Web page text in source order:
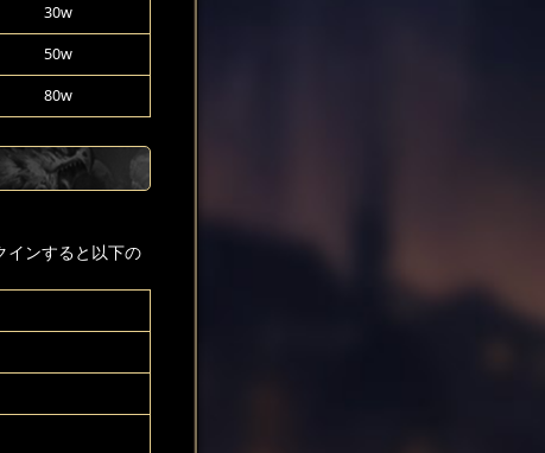
30w
50w
80w
インすると以下の